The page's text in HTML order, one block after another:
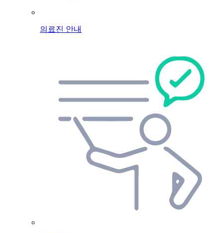
의료진 안내